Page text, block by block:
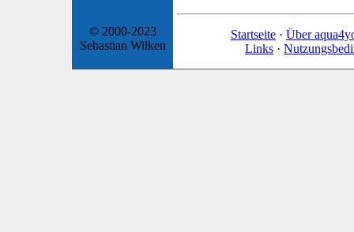
© 2000-2023
Sebastian Wilken
Startseite · Über
Links ·